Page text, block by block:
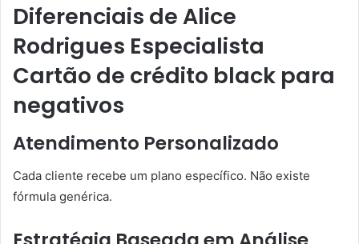
Diferenciais de Alice
Rodrigues Especialista
Cartão de crédito black para
negativos
Atendimento Personalizado
Cada cliente recebe um plano específico. Não existe
fórmula genérica.